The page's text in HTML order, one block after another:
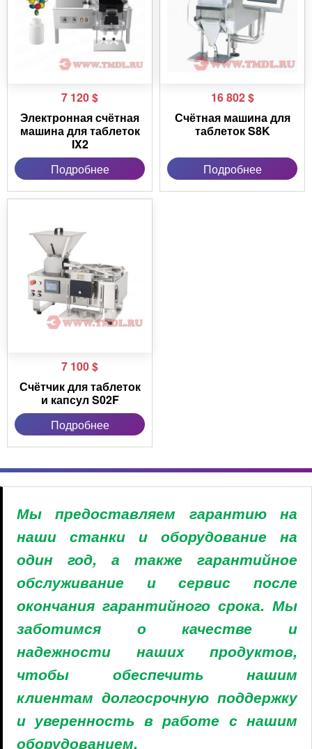
7 120$
Электронная счётная
машина для таблеток
IX2
Подробнее
16 802$
Счётная машина для
таблеток S8K
Подробнее
7 100$
Счётчик для таблеток
и капсул S02F
Подробнее
Мы предоставляем гарантию на
наши станки и оборудование на
один год, а также гарантийное
обслуживание и сервис после
окончания гарантийного срока. Мы
заботимся о качестве и
надежности наших продуктов,
чтобы обеспечить нашим
клиентам долгосрочную поддержку
и уверенность в работе с нашим
оборудованием.